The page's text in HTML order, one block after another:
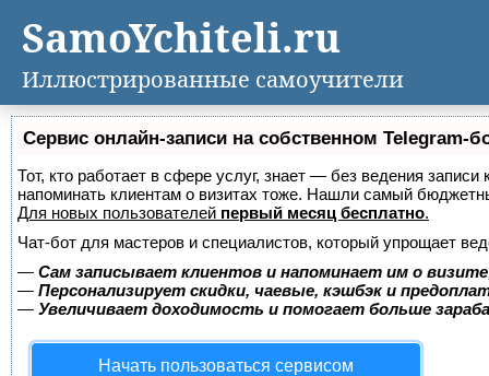
Сервис онлайн-записи на собственном Telegram-
Тот, кто работает в сфере услуг, знает — без ведения
напоминать клиентам о визитах тоже. Нашли самый
Для новых пользователей первый месяц бесплатно.
Чат-бот для мастеров и специалистов, который упрощает
— Сам записывает клиентов и напоминает им о
— Персонализирует скидки, чаевые, кэшбэк и
— Увеличивает доходимость и помогает больше
Начать пользоваться сервисом
SamoYchiteli.ru
Иллюстрированные самоучители